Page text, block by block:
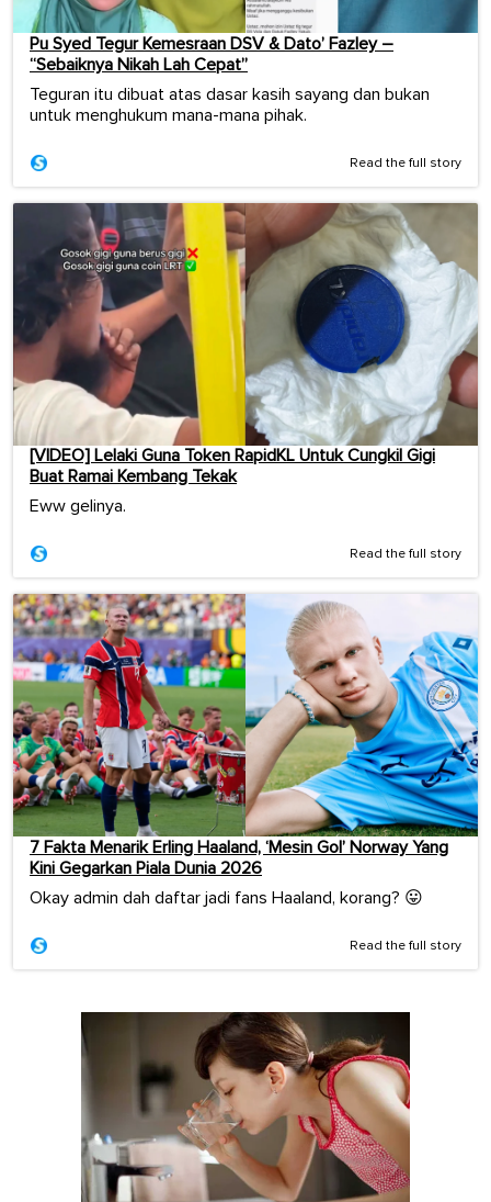
Pu Syed Tegur Kemesraan DSV & Dato’ Fazley –
“Sebaiknya Nikah Lah Cepat”
Teguran itu dibuat atas dasar kasih sayang dan bukan
untuk menghukum mana-mana pihak.
Read the full story
[VIDEO] Lelaki Guna Token RapidKL Untuk Cungkil Gigi
Buat Ramai Kembang Tekak
Eww gelinya.
Read the full story
7 Fakta Menarik Erling Haaland, ‘Mesin Gol’ Norway Yang
Kini Gegarkan Piala Dunia 2026
Okay admin dah daftar jadi fans Haaland, korang? 😛
Read the full story